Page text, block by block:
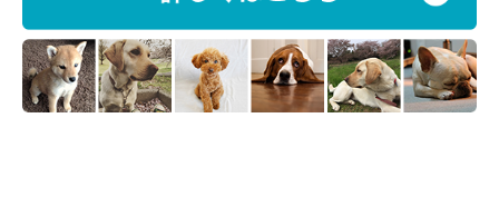
@iroha_WCP1011